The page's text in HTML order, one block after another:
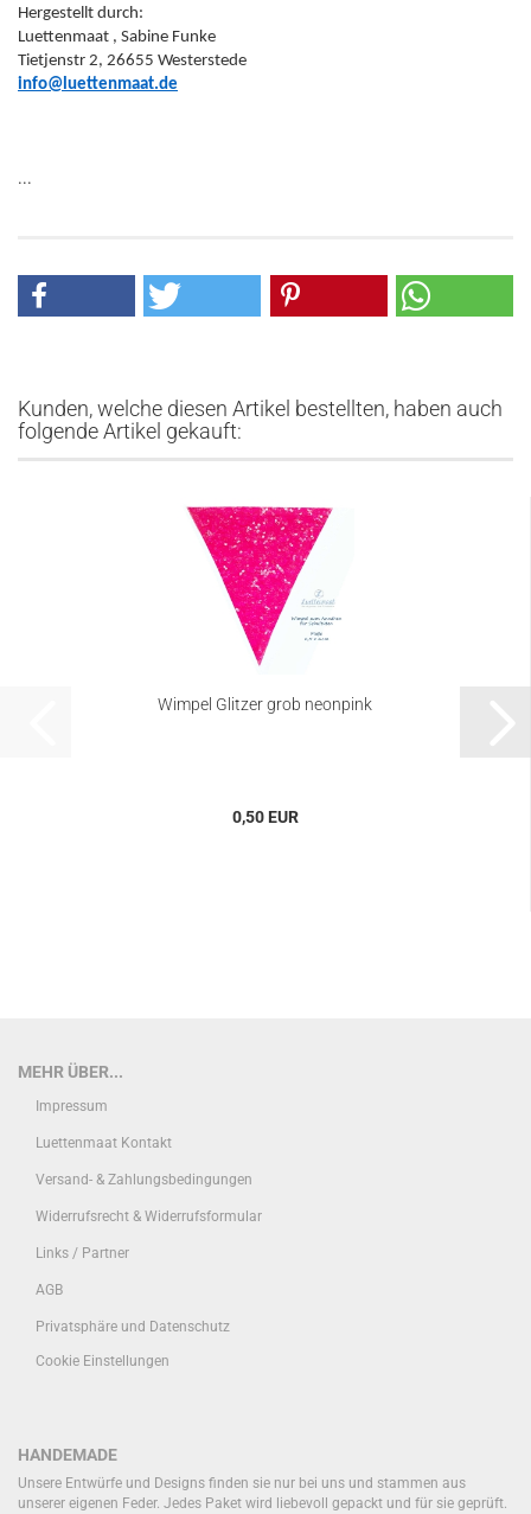
Hergestellt durch:
Luettenmaat , Sabine Funke
Tietjenstr 2, 26655 Westerstede
info@luettenmaat.de
...
Kunden, welche diesen Artikel bestellten, haben auch
folgende Artikel gekauft:
Wimpel Glitzer grob neonpink
0,50 EUR
MEHR ÜBER...
Impressum
Luettenmaat Kontakt
Versand- & Zahlungsbedingungen
Widerrufsrecht & Widerrufsformular
Links / Partner
AGB
Privatsphäre und Datenschutz
Cookie Einstellungen
HANDEMADE
Unsere Entwürfe und Designs finden sie nur bei uns und stammen aus
unserer eigenen Feder. Jedes Paket wird liebevoll gepackt und für sie geprüft.